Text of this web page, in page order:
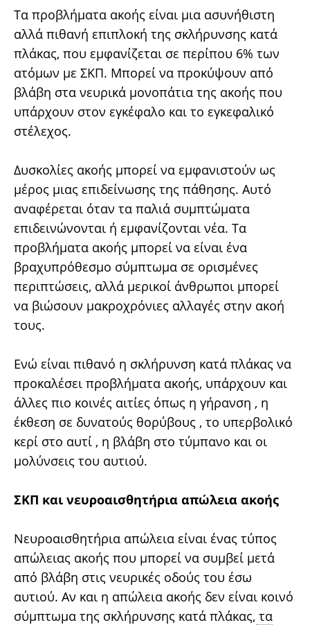
Τα προβλήματα ακοής είναι μια ασυνήθιστη
αλλά πιθανή επιπλοκή της σκλήρυνσης κατά
πλάκας, που εμφανίζεται σε περίπου 6% των
ατόμων με ΣΚΠ. Μπορεί να προκύψουν από
βλάβη στα νευρικά μονοπάτια της ακοής που
υπάρχουν στον εγκέφαλο και το εγκεφαλικό
στέλεχος.
Δυσκολίες ακοής μπορεί να εμφανιστούν ως
μέρος μιας επιδείνωσης της πάθησης. Αυτό
αναφέρεται όταν τα παλιά συμπτώματα
επιδεινώνονται ή εμφανίζονται νέα. Τα
προβλήματα ακοής μπορεί να είναι ένα
βραχυπρόθεσμο σύμπτωμα σε ορισμένες
περιπτώσεις, αλλά μερικοί άνθρωποι μπορεί
να βιώσουν μακροχρόνιες αλλαγές στην ακοή
τους.
Ενώ είναι πιθανό η σκλήρυνση κατά πλάκας να
προκαλέσει προβλήματα ακοής, υπάρχουν και
άλλες πιο κοινές αιτίες όπως η γήρανση , η
έκθεση σε δυνατούς θορύβους , το υπερβολικό
κερί στο αυτί , η βλάβη στο τύμπανο και οι
μολύνσεις του αυτιού.
ΣΚΠ και νευροαισθητήρια απώλεια ακοής
Νευροαισθητήρια απώλεια είναι ένας τύπος
απώλειας ακοής που μπορεί να συμβεί μετά
από βλάβη στις νευρικές οδούς του έσω
αυτιού. Αν και η απώλεια ακοής δεν είναι κοινό
σύμπτωμα της σκλήρυνσης κατά πλάκας, τα